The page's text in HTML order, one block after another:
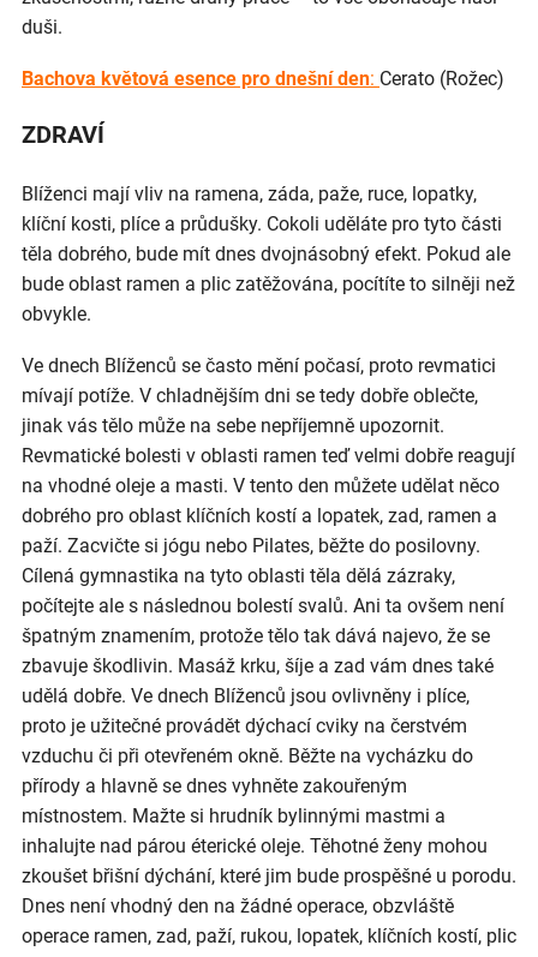
duši.
Bachova květová esence pro dnešní den: Cerato (Rožec)
ZDRAVÍ
Blíženci mají vliv na ramena, záda, paže, ruce, lopatky,
klíční kosti, plíce a průdušky. Cokoli uděláte pro tyto části
těla dobrého, bude mít dnes dvojnásobný efekt. Pokud ale
bude oblast ramen a plic zatěžována, pocítíte to silněji než
obvykle.
Ve dnech Blíženců se často mění počasí, proto revmatici
mívají potíže. V chladnějším dni se tedy dobře oblečte,
jinak vás tělo může na sebe nepříjemně upozornit.
Revmatické bolesti v oblasti ramen teď velmi dobře reagují
na vhodné oleje a masti. V tento den můžete udělat něco
dobrého pro oblast klíčních kostí a lopatek, zad, ramen a
paží. Zacvičte si jógu nebo Pilates, běžte do posilovny.
Cílená gymnastika na tyto oblasti těla dělá zázraky,
počítejte ale s následnou bolestí svalů. Ani ta ovšem není
špatným znamením, protože tělo tak dává najevo, že se
zbavuje škodlivin. Masáž krku, šíje a zad vám dnes také
udělá dobře. Ve dnech Blíženců jsou ovlivněny i plíce,
proto je užitečné provádět dýchací cviky na čerstvém
vzduchu či při otevřeném okně. Běžte na vycházku do
přírody a hlavně se dnes vyhněte zakouřeným
místnostem. Mažte si hrudník bylinnými mastmi a
inhalujte nad párou éterické oleje. Těhotné ženy mohou
zkoušet břišní dýchání, které jim bude prospěšné u porodu.
Dnes není vhodný den na žádné operace, obzvláště
operace ramen, zad, paží, rukou, lopatek, klíčních kostí, plic